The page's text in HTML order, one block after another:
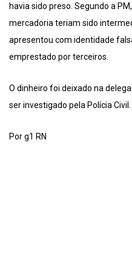
havia sido preso. Segundo a
mercadoria teriam sido
apresentou com identidade
emprestado por terceiros.
O dinheiro foi deixado na
ser investigado pela Polícia Civil.
Por g1 RN